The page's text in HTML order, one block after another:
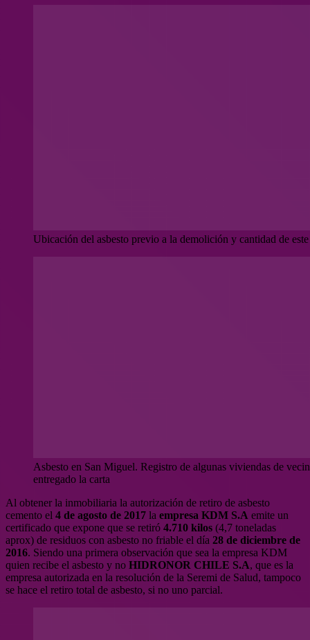
Ubicación del asbesto previo a la demolición y cantidad de
Asbesto en San Miguel. Registro de algunas viviendas de
entregado la carta
Al obtener la inmobiliaria la autorización de retiro de asbesto
cemento el 4 de agosto de 2017 la empresa KDM S.A emite un
certificado que expone que se retiró 4.710 kilos (4,7 toneladas
aprox) de residuos con asbesto no friable el día 28 de diciembre de
2016. Siendo una primera observación que sea la empresa KDM
quien recibe el asbesto y no HIDRONOR CHILE S.A, que es la
empresa autorizada en la resolución de la Seremi de Salud, tampoco
se hace el retiro total de asbesto, si no uno parcial.